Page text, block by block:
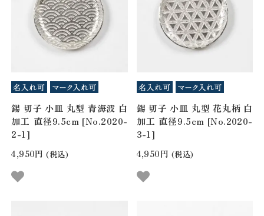
錫 切子 小皿 丸型 青海波 白
加工 直径9.5cm [No.2020-
2-1]
4,950円 (税込)
錫 切子 小皿 丸型 花丸柄 白
加工 直径9.5cm [No.2020-
3-1]
4,950円 (税込)